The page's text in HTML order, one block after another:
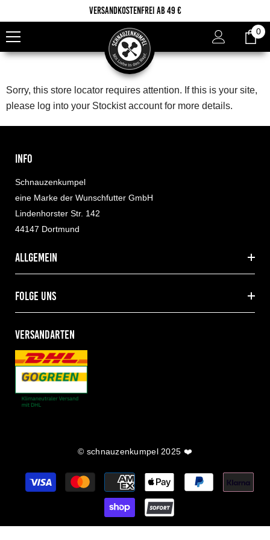
Versandkostenfrei ab 49 €
00
Sorry, this store locator requires attention. If this is your site,
please log into your Stockist accountfor more details.
INFO
Schnauzenkumpel
eine Marke der Wunschfutter GmbH
Lindenhorster Str. 142
44147 Dortmund
allgemein
folge uns
VERSANDARTEN
© schnauzenkumpel 2025 ❤️
Zahlungsarten